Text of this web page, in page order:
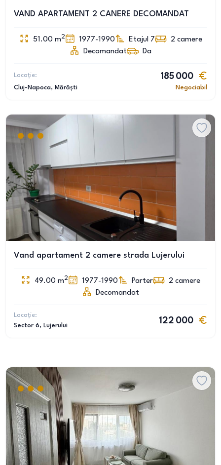
VAND APARTAMENT 2 CANERE DECOMANDAT
51.00 m2 1977-1990 Etajul 7 2 camere
Decomandat
Da
Locație:
Cluj-Napoca, Mărăști
185 000
Negociabil
Vand apartament 2 camere strada Lujerului
49.00 m2 1977-1990 Parter 2 camere
Decomandat
Locație:
Sector 6, Lujerului
122 000